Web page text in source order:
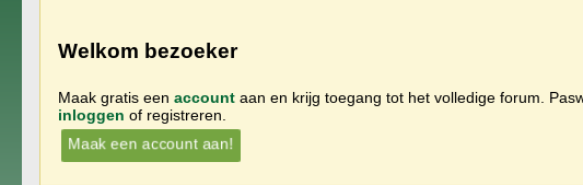
Welkom bezoeker
Maak gratis een account aan en krijg toegang tot het volledige forum.
inloggen of registreren.
Maak een account aan!